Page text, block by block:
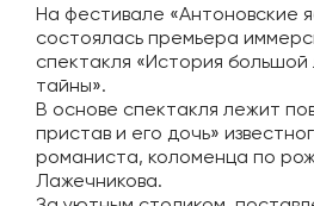
На фестивале «Антоновские
состоялась премьера
спектакля «История
тайны».
В основе спектакля лежит
пристав и его дочь»
романиста, коломенца по
Лажечникова.